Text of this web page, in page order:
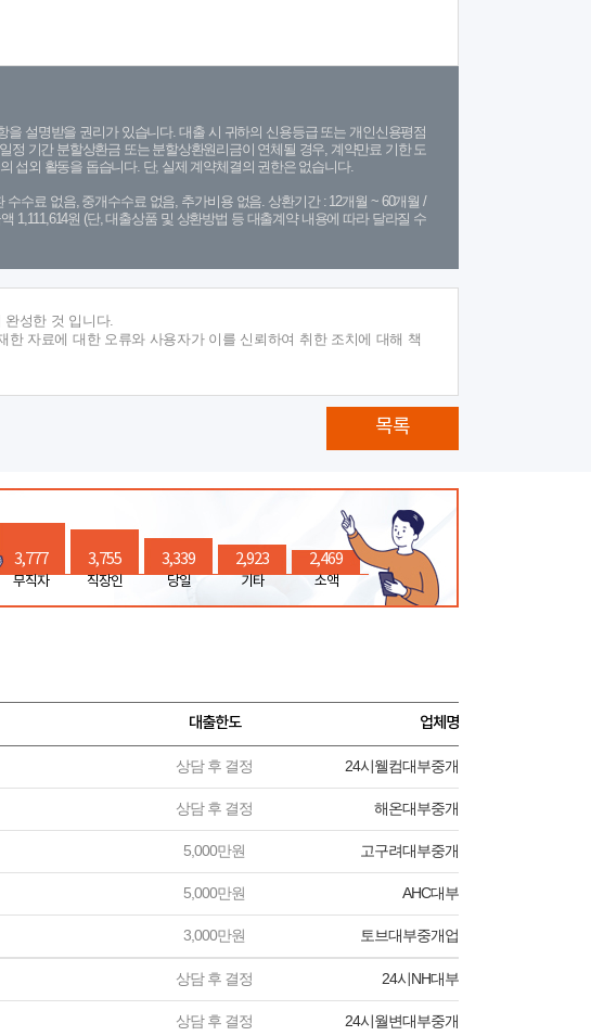
설명받을 권리가 있습니다. 대출 시 귀하의 신용등급 또는 개인신용평점
정 기간 분할상환금 또는 분할상환원리금이 연체될 경우, 계약만료 기한 도
섭외 활동을 돕습니다. 단, 실제 계약체결의 권한은 없습니다.
수료 없음, 중개수수료 없음, 추가비용 없음. 상환기간 : 12개월 ~ 60개월 /
1,111,614원 (단, 대출상품 및 상환방법 등 대출계약 내용에 따라 달라질 수
완성한 것 입니다.
한 자료에 대한 오류와 사용자가 이를 신뢰하여 취한 조치에 대해 책
목록
3,777
무직자
3,755
직장인
3,339
당일
2,923
기타
2,469
소액
대출한도 업체명
상담 후 결정 24시웰컴대부중개
상담 후 결정 해온대부중개
5,000만원 고구려대부중개
5,000만원 AHC대부
3,000만원 토브대부중개업
상담 후 결정 24시NH대부
상담 후 결정 24시월변대부중개